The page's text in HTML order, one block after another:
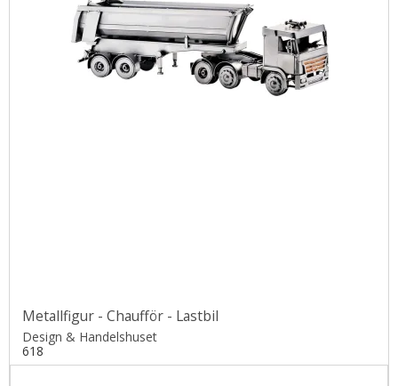
Metallfigur - Chaufför - Lastbil
Design & Handelshuset
618